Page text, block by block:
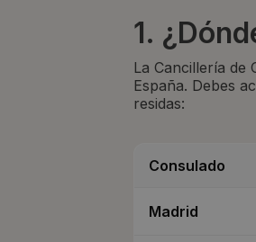
1.
La Cancillería de
España. Debes
residas:
Consulado
Madrid